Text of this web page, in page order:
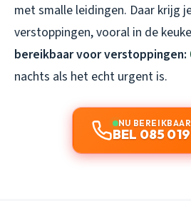
met smalle leidingen. Daar krijg
verstoppingen, vooral in de
bereikbaar voor verstoppingen:
nachts als het echt urgent is.
NU BEREIKBAAR
BEL 085